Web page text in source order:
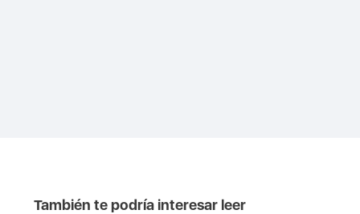
También te podría interesar leer